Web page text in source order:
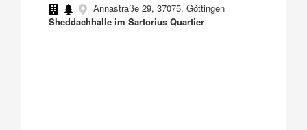
Annastraße 29, 37075, Göttingen
Sheddachhalle im Sartorius Quartier